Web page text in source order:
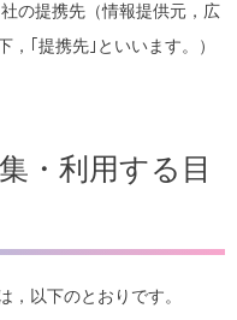
の提携先（情報提供元，広
｢提携先｣といいます。）
・利用する目
，以下のとおりです。